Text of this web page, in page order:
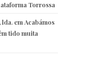
Torrossa
lda. em Acabámos
tido muita